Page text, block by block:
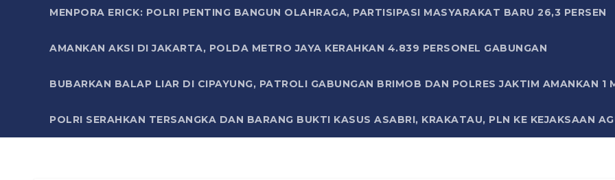
MENPORA ERICK: POLRI PENTING BANGUN OLAHRAGA, PARTISIPASI MASYARAKAT BARU 26,3 PERSEN
AMANKAN AKSI DI JAKARTA, POLDA METRO JAYA KERAHKAN 4.839 PERSONEL GABUNGAN
BUBARKAN BALAP LIAR DI CIPAYUNG, PATROLI GABUNGAN BRIMOB DAN POLRES JAKTIM AMANKAN 1
POLRI SERAHKAN TERSANGKA DAN BARANG BUKTI KASUS ASABRI, KRAKATAU, PLN KE KEJAKSAAN